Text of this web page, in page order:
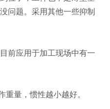
问题。采用其他一些抑制
前应用于加工现场中有一
量，惯性越小越好。